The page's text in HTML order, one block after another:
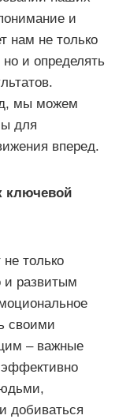
и
нам не только
и определять
мы можем
для
вперед.
ключевой
только
и развитым
своими
– важные
добиваться